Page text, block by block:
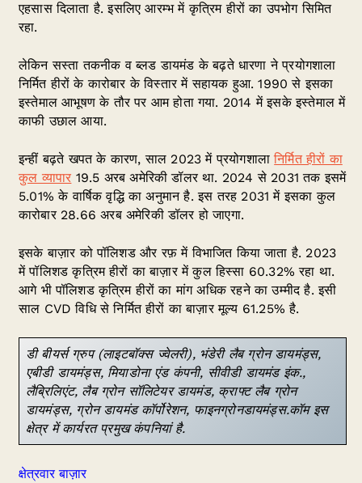
एहसास दिलाता है. इसलिए आरम्भ में कृत्रिम हीरों का उपभोग सिमित
रहा.
लेकिन सस्ता तकनीक व ब्लड डायमंड के बढ़ते धारणा ने प्रयोगशाला
निर्मित हीरों के कारोबार के विस्तार में सहायक हुआ. 1990 से इसका
इस्तेमाल आभूषण के तौर पर आम होता गया. 2014 में इसके इस्तेमाल में
काफी उछाल आया.
इन्हीं बढ़ते खपत के कारण, साल 2023 में प्रयोगशालानिर्मित हीरों का
कुल व्यापार 19.5 अरब अमेरिकी डॉलर था. 2024 से 2031 तक इसमें
5.01% के वार्षिक वृद्धि का अनुमान है. इस तरह 2031 में इसका कुल
कारोबार 28.66 अरब अमेरिकी डॉलर हो जाएगा.
इसके बाज़ार को पॉलिशड और रफ़ में विभाजित किया जाता है. 2023
में पॉलिशड कृत्रिम हीरों का बाज़ार में कुल हिस्सा 60.32% रहा था.
आगे भी पॉलिशड कृत्रिम हीरों का मांग अधिक रहने का उम्मीद है. इसी
साल CVD विधि से निर्मित हीरों का बाज़ार मूल्य 61.25% है.
डी बीयर्स ग्रुप (लाइटबॉक्स ज्वेलरी), भंडेरी लैब ग्रोन डायमंड्स,
एबीडी डायमंड्स, मियाडोना एंड कंपनी, सीवीडी डायमंड इंक.,
लैब्रिलिएंट, लैब ग्रोन सॉलिटेयर डायमंड, क्राफ्ट लैब ग्रोन
डायमंड्स, ग्रोन डायमंड कॉर्पोरेशन, फाइनग्रोनडायमंड्स.कॉम इस
क्षेत्र में कार्यरत प्रमुख कंपनियां है.
क्षेत्रवार बाज़ार